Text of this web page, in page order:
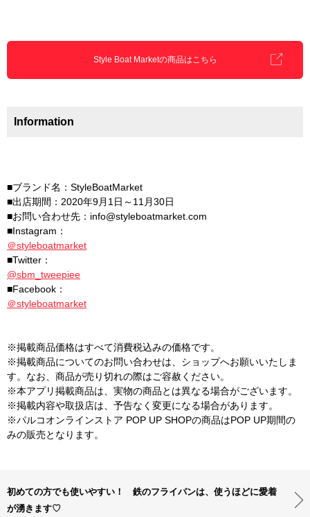
Style Boat Marketの商品はこちら
Information
■ブランド名：StyleBoatMarket
■出店期間：2020年9月1日～11月30日
■お問い合わせ先：info@styleboatmarket.com
■Instagram：
＠styleboatmarket
■Twitter：
@sbm_tweepiee
■Facebook：
＠styleboatmarket
※掲載商品価格はすべて消費税込みの価格です。
※掲載商品についてのお問い合わせは、ショップへお願いいたしま
す。なお、商品が売り切れの際はご容赦ください。
※本アプリ掲載商品は、実物の商品とは異なる場合がございます。
※掲載内容や取扱店は、予告なく変更になる場合があります。
※パルコオンラインストア POP UP SHOPの商品はPOP UP期間の
みの販売となります。
初めての方でも使いやすい！ 鉄のフライパンは、使うほどに愛着
が湧きます♡